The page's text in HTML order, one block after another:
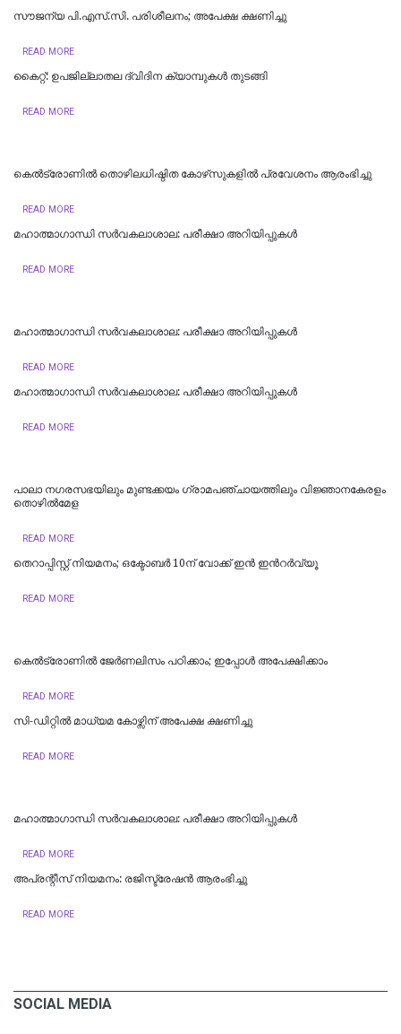
സൗജന്യ പി.എസ്.സി. പരിശീലനം; അപേക്ഷ ക്ഷണിച്ചു
READ MORE
കൈറ്റ്: ഉപജില്ലാതല ദ്വിദിന ക്യാമ്പുകള്‍ തുടങ്ങി
READ MORE
കെല്‍ട്രോണില്‍ തൊഴിലധിഷ്ഠിത കോഴ്‌സുകളില്‍ പ്രവേശനം ആരംഭിച്ചു
READ MORE
മഹാത്മാഗാന്ധി സർവകലാശാല: പരീക്ഷാ അറിയിപ്പുകൾ
READ MORE
മഹാത്മാഗാന്ധി സർവകലാശാല: പരീക്ഷാ അറിയിപ്പുകൾ
READ MORE
മഹാത്മാഗാന്ധി സർവകലാശാല: പരീക്ഷാ അറിയിപ്പുകൾ
READ MORE
പാലാ നഗരസഭയിലും മുണ്ടക്കയം ഗ്രാമപഞ്ചായത്തിലും വിജ്ഞാനകേരളം
തൊഴില്‍മേള
READ MORE
തെറാപ്പിസ്റ്റ് നിയമനം; ഒക്ടോബർ 10ന് വോക്ക് ഇൻ ഇന്‍റർവ്യൂ
READ MORE
കെൽട്രോണിൽ ജേർണലിസം പഠിക്കാം; ഇപ്പോൾ അപേക്ഷിക്കാം
READ MORE
സി-ഡിറ്റിൽ മാധ്യമ കോഴ്സിന് അപേക്ഷ ക്ഷണിച്ചു
READ MORE
മഹാത്മാഗാന്ധി സർവകലാശാല: പരീക്ഷാ അറിയിപ്പുകൾ
READ MORE
അപ്രന്റീസ് നിയമനം: രജിസ്ട്രേഷൻ ആരംഭിച്ചു
READ MORE
SOCIAL MEDIA